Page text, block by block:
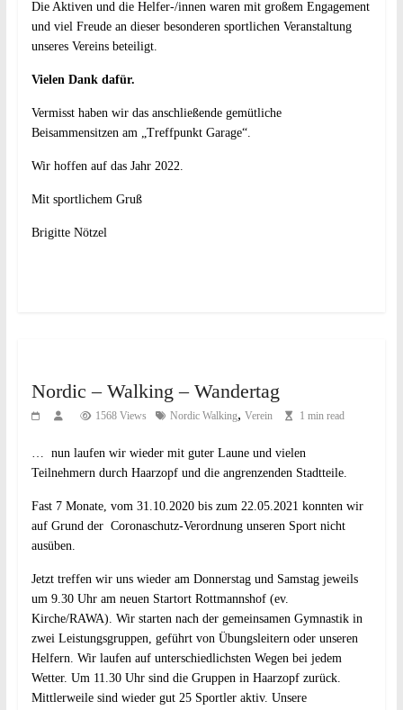
Die Aktiven und die Helfer-/innen waren mit großem Engagement
und viel Freude an dieser besonderen sportlichen Veranstaltung
unseres Vereins beteiligt.
Vielen Dank dafür.
Vermisst haben wir das anschließende gemütliche
Beisammensitzen am „Treffpunkt Garage“.
Wir hoffen auf das Jahr 2022.
Mit sportlichem Gruß
Brigitte Nötzel
Nordic – Walking – Wandertag
1568 Views Nordic Walking, Verein 1 min read
… nun laufen wir wieder mit guter Laune und vielen
Teilnehmern durch Haarzopf und die angrenzenden Stadtteile.
Fast 7 Monate, vom 31.10.2020 bis zum 22.05.2021 konnten wir
auf Grund der Coronaschutz-Verordnung unseren Sport nicht
ausüben.
Jetzt treffen wir uns wieder am Donnerstag und Samstag jeweils
um 9.30 Uhr am neuen Startort Rottmannshof (ev.
Kirche/RAWA). Wir starten nach der gemeinsamen Gymnastik in
zwei Leistungsgruppen, geführt von Übungsleitern oder unseren
Helfern. Wir laufen auf unterschiedlichsten Wegen bei jedem
Wetter. Um 11.30 Uhr sind die Gruppen in Haarzopf zurück.
Mittlerweile sind wieder gut 25 Sportler aktiv. Unsere